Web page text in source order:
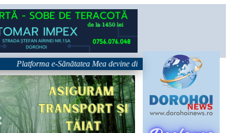
e-Sănătatea Mea devine disponibilă pe 1 septembrie: